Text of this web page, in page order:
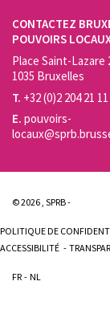
CONTACTEZ
POUVOIRS
Place Saint-Lazare
1035 Bruxelles
T. +32 (0)2 204 21 11
E. pouvoirs-
© 2026 , SPRB -
POLITIQUE DE
ACCESSIBILITÉ
FR NL